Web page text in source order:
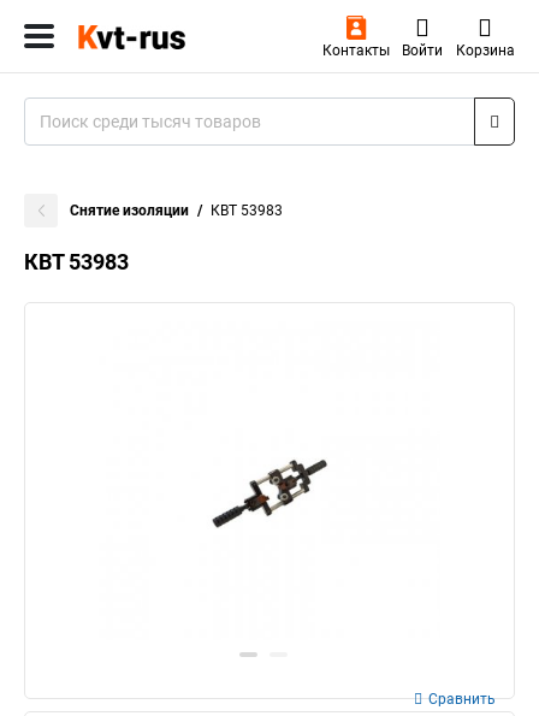
Контакты Войти Корзина
Снятие изоляции КВТ 53983
КВТ 53983
Сравнить